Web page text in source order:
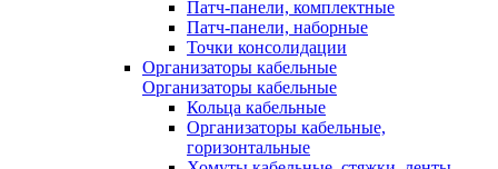
Патч-панели, комплектные
Патч-панели, наборные
Точки консолидации
Организаторы кабельные
Организаторы кабельные
Кольца кабельные
Организаторы кабельные,
горизонтальные